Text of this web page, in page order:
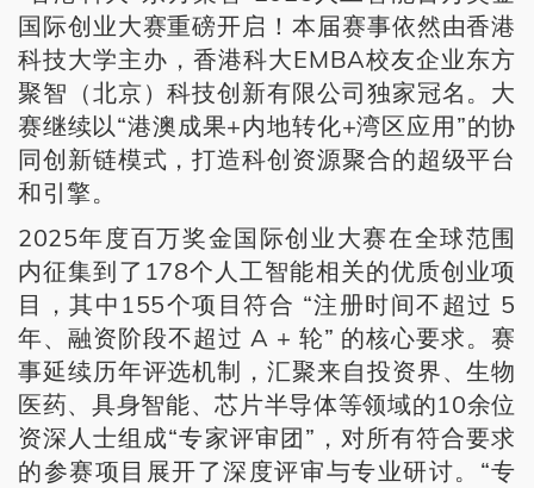
国际创业大赛重磅开启！本届赛事依然由香港
科技大学主办，香港科大EMBA校友企业东方
聚智（北京）科技创新有限公司独家冠名。大
赛继续以“港澳成果+内地转化+湾区应用”的协
同创新链模式，打造科创资源聚合的超级平台
和引擎。
2025年度百万奖金国际创业大赛在全球范围
内征集到了178个人工智能相关的优质创业项
目，其中155个项目符合 “注册时间不超过 5
年、融资阶段不超过 A + 轮” 的核心要求。赛
事延续历年评选机制，汇聚来自投资界、生物
医药、具身智能、芯片半导体等领域的10余位
资深人士组成“专家评审团”，对所有符合要求
的参赛项目展开了深度评审与专业研讨。“专